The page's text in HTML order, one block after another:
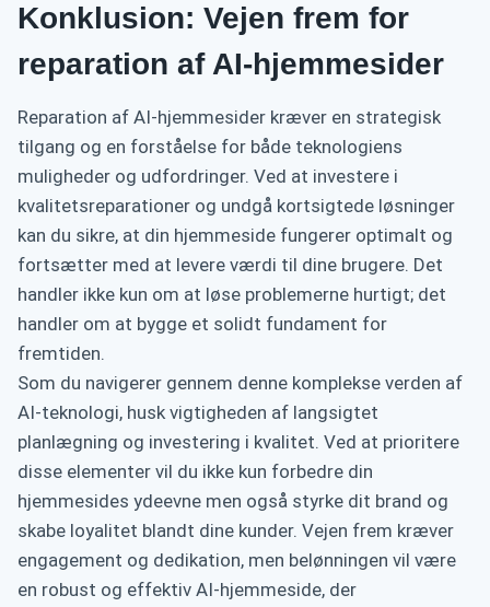
Konklusion: Vejen frem for
reparation af AI-hjemmesider
Reparation af AI-hjemmesider kræver en strategisk
tilgang og en forståelse for både teknologiens
muligheder og udfordringer. Ved at investere i
kvalitetsreparationer og undgå kortsigtede løsninger
kan du sikre, at din hjemmeside fungerer optimalt og
fortsætter med at levere værdi til dine brugere. Det
handler ikke kun om at løse problemerne hurtigt; det
handler om at bygge et solidt fundament for
fremtiden.
Som du navigerer gennem denne komplekse verden af
AI-teknologi, husk vigtigheden af langsigtet
planlægning og investering i kvalitet. Ved at prioritere
disse elementer vil du ikke kun forbedre din
hjemmesides ydeevne men også styrke dit brand og
skabe loyalitet blandt dine kunder. Vejen frem kræver
engagement og dedikation, men belønningen vil være
en robust og effektiv AI-hjemmeside, der